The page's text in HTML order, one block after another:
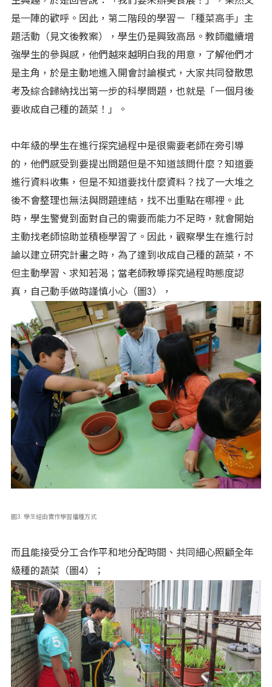
是一陣的歡呼。因此，第二階段的學習－「種菜高手」主
題活動（見文後教案），學生仍是興致高昂。教師繼續增
強學生的參與感，他們越來越明白我的用意，了解他們才
是主角，於是主動地進入開會討論模式，大家共同發散思
考及綜合歸納找出第一步的科學問題，也就是「一個月後
要收成自己種的蔬菜！」。
中年級的學生在進行探究過程中是很需要老師在旁引導
的，他們感受到要提出問題但是不知道該問什麼？知道要
進行資料收集，但是不知道要找什麼資料？找了一大堆之
後不會整理也無法與問題連結，找不出重點在哪裡。此
時，學生警覺到面對自己的需要而能力不足時，就會開始
主動找老師協助並積極學習了。因此，觀察學生在進行討
論以建立研究計畫之時，為了達到收成自己種的蔬菜，不
但主動學習、求知若渴；當老師教導探究過程時態度認
真，自己動手做時謹慎小心（圖3），
圖3. 學生經由實作學習播種方式
而且能接受分工合作平和地分配時間、共同細心照顧全年
級種的蔬菜（圖4）；